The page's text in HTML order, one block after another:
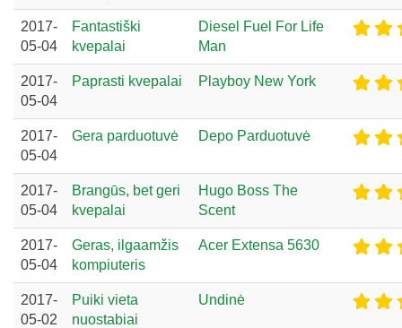
2017-
05-04
Fantastiški
kvepalai
Diesel Fuel For Life
Man
2017-
05-04
Paprasti kvepalai Playboy New York
2017-
05-04
Gera parduotuvė Depo Parduotuvė
2017-
05-04
Brangūs, bet geri
kvepalai
Hugo Boss The
Scent
2017-
05-04
Geras, ilgaamžis
kompiuteris
Acer Extensa 5630
2017-
05-02
Puiki vieta
nuostabiai
Undinė